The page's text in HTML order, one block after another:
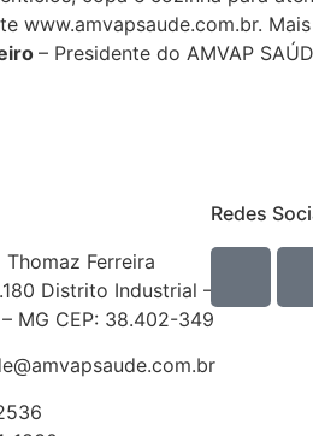
www.amvapsaude.com.br.
– Presidente do AMVAP
Thomaz Ferreira
Distrito Industrial –
MG CEP: 38.402-349
Redes